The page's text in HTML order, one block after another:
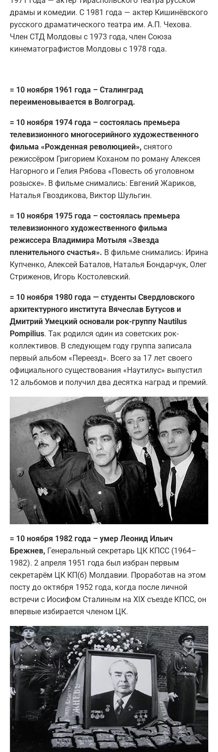
драмы и комедии. С 1981 года — актер Кишинёвского
русского драматического театра им. А.П. Чехова.
Член СТД Молдовы с 1973 года, член Союза
кинематографистов Молдовы с 1978 года.
= 10 ноября 1961 года – Сталинград
переименовывается в Волгоград.
= 10 ноября 1974 года – состоялась премьера
телевизионного многосерийного художественного
фильма «Рожденная революцией», снятого
режиссёром Григорием Коханом по роману Алексея
Нагорного и Гелия Рябова «Повесть об уголовном
розыске». В фильме снимались: Евгений Жариков,
Наталья Гвоздикова, Виктор Шульгин.
= 10 ноября 1975 года – состоялась премьера
телевизионного художественного фильма
режиссера Владимира Мотыля «Звезда
пленительного счастья». В фильме снимались: Ирина
Купченко, Алексей Баталов, Наталья Бондарчук, Олег
Стриженов, Игорь Костолевский.
= 10 ноября 1980 года — студенты Свердловского
архитектурного института Вячеслав Бутусов и
Дмитрий Умецкий основали рок-группу Nautilus
Pompilius. Так родился один из советских рок-
коллективов. В следующем году группа записала
первый альбом «Переезд». Всего за 17 лет своего
официального существования «Наутилус» выпустил
12 альбомов и получил два десятка наград и премий.
= 10 ноября 1982 года – умер Леонид Ильич
Брежнев, Генеральный секретарь ЦК КПСС (1964–
1982). 2 апреля 1951 года был избран первым
секретарём ЦК КП(б) Молдавии. Проработав на этом
посту до октября 1952 года, когда после личной
встречи с Иосифом Сталиным на XIX съезде КПСС, он
впервые избирается членом ЦК.